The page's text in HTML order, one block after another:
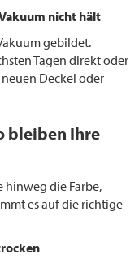
nicht hält
gebildet.
Tagen direkt oder
Deckel oder
bleiben Ihre
hinweg die Farbe,
es auf die richtige